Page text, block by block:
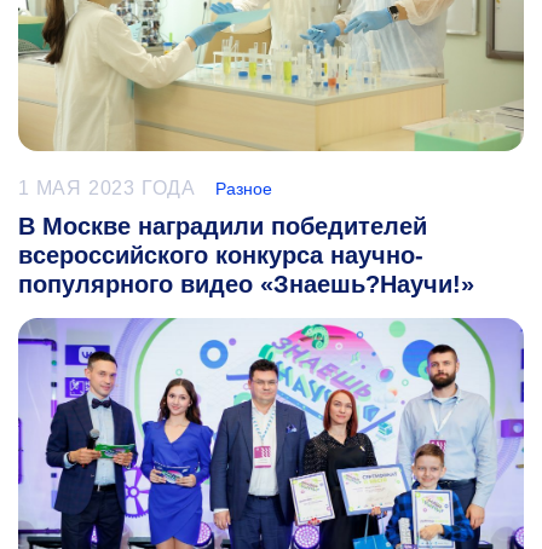
1 МАЯ 2023 ГОДА Разное
В Москве наградили победителей
всероссийского конкурса научно-
популярного видео «Знаешь?Научи!»